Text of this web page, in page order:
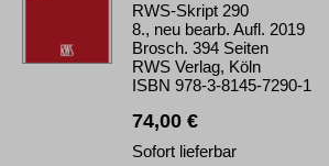
RWS-Skript 290
8., neu bearb. Aufl. 2019
Brosch. 394 Seiten
RWS Verlag, Köln
ISBN 978-3-8145-7290-1
74,00 €
Sofort lieferbar